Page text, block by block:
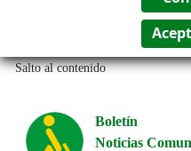
Salto al contenido
Boletín
Noticias